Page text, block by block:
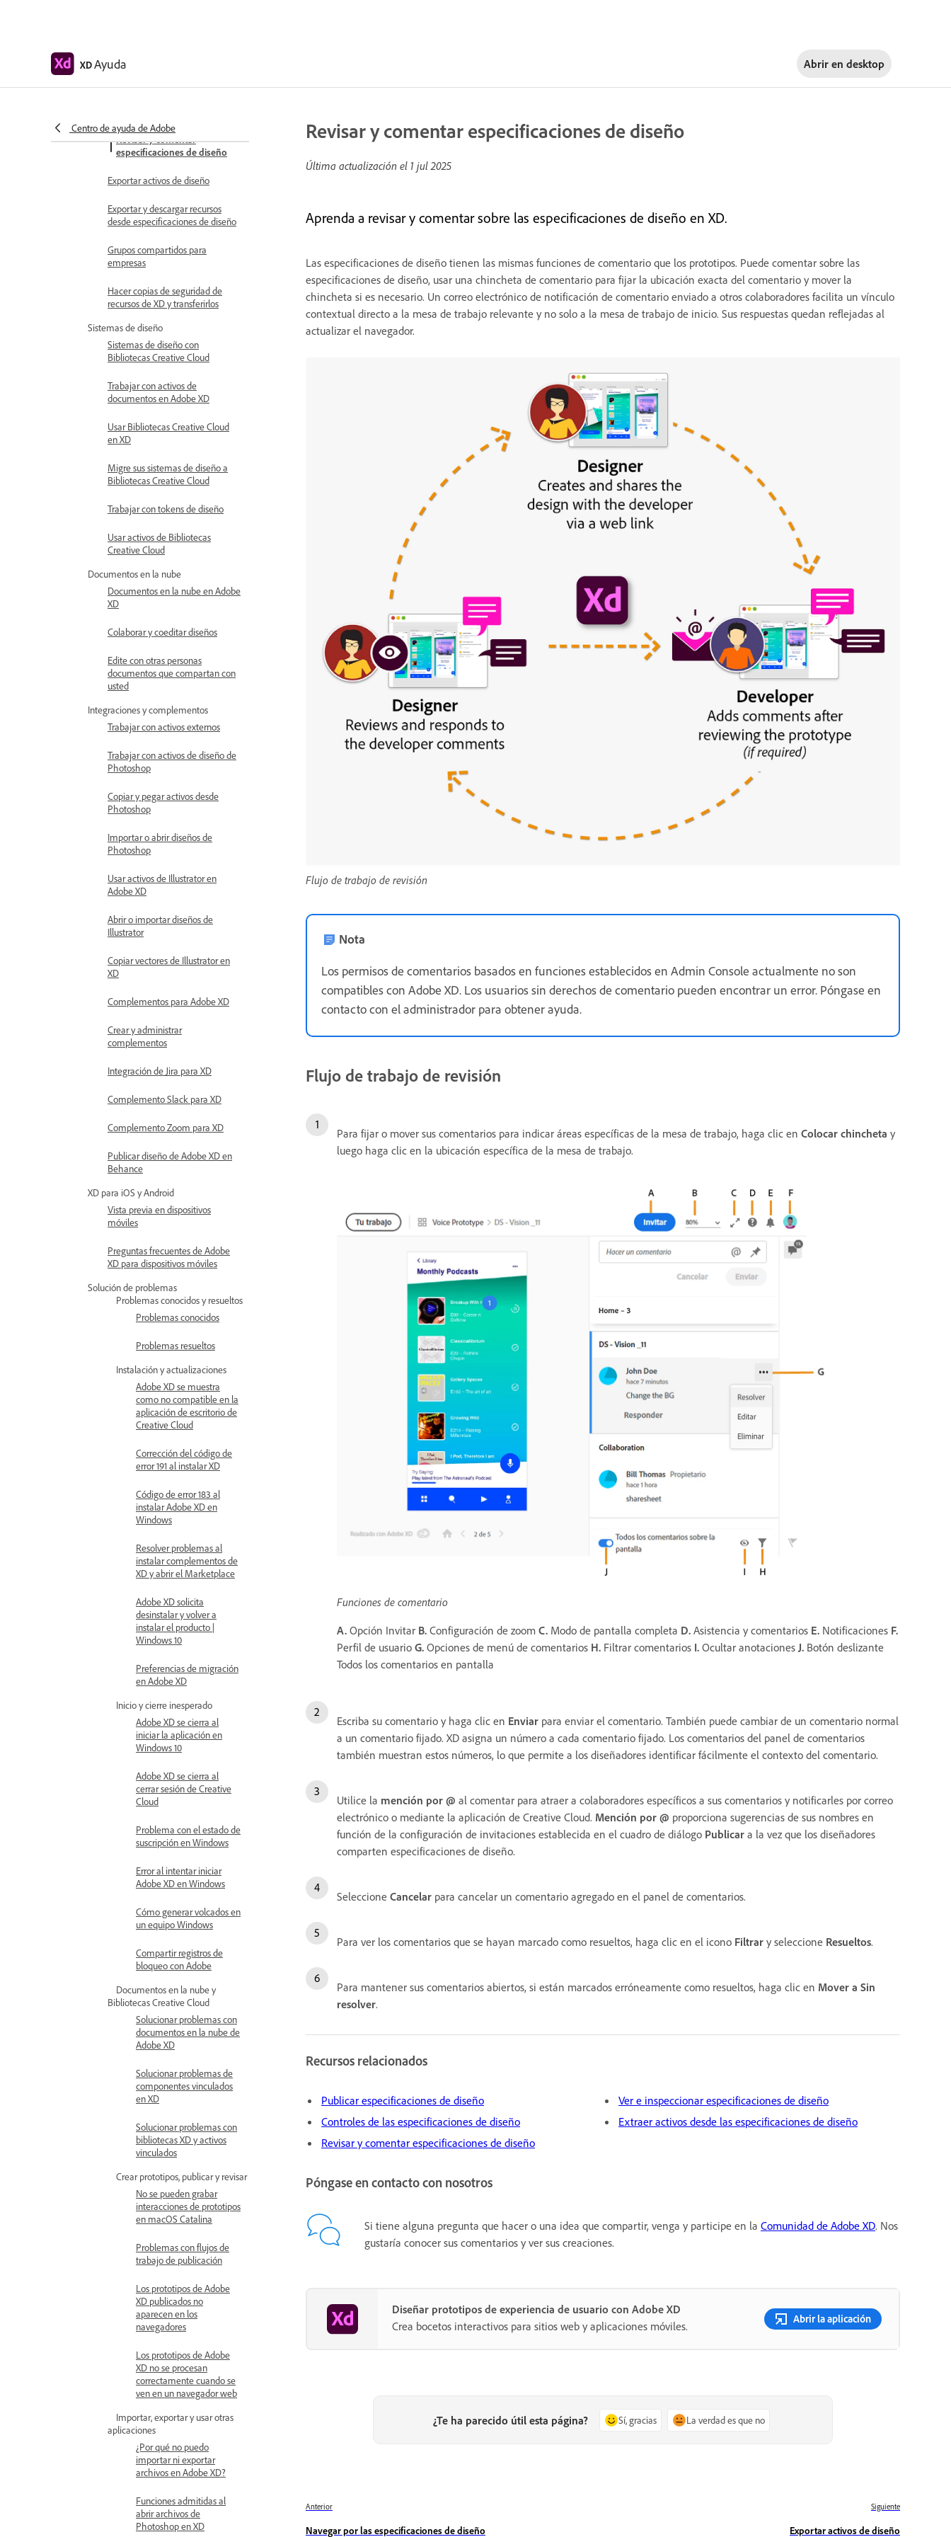
XDAyuda Abrir en desktop
Centro de ayuda de Adobe
Ver e inspeccionar
especificaciones de diseño
Revisar y comentar
especificaciones de diseño
Exportar activos de diseño
Exportar y descargar recursos
desde especificaciones de diseño
Grupos compartidos para
empresas
Hacer copias de seguridad de
recursos de XD y transferirlos
Sistemas de diseño
Sistemas de diseño con
Bibliotecas Creative Cloud
Trabajar con activos de
documentos en Adobe XD
Usar Bibliotecas Creative Cloud
en XD
Migre sus sistemas de diseño a
Bibliotecas Creative Cloud
Trabajar con tokens de diseño
Usar activos de Bibliotecas
Creative Cloud
Documentos en la nube
Documentos en la nube en Adobe
XD
Colaborar y coeditar diseños
Edite con otras personas
documentos que compartan con
usted
Integraciones y complementos
Trabajar con activos externos
Trabajar con activos de diseño de
Photoshop
Copiar y pegar activos desde
Photoshop
Importar o abrir diseños de
Photoshop
Usar activos de Illustrator en
Adobe XD
Abrir o importar diseños de
Illustrator
Copiar vectores de Illustrator en
XD
Complementos para Adobe XD
Crear y administrar
complementos
Integración de Jira para XD
Complemento Slack para XD
Complemento Zoom para XD
Publicar diseño de Adobe XD en
Behance
XD para iOS y Android
Vista previa en dispositivos
móviles
Preguntas frecuentes de Adobe
XD para dispositivos móviles
Solución de problemas
Problemas conocidos y resueltos
Problemas conocidos
Problemas resueltos
Instalación y actualizaciones
Adobe XD se muestra
como no compatible en la
aplicación de escritorio de
Creative Cloud
Corrección del código de
error 191 al instalar XD
Código de error 183 al
instalar Adobe XD en
Windows
Resolver problemas al
instalar complementos de
XD y abrir el Marketplace
Adobe XD solicita
desinstalar y volver a
instalar el producto |
Windows 10
Preferencias de migración
en Adobe XD
Inicio y cierre inesperado
Adobe XD se cierra al
iniciar la aplicación en
Windows 10
Adobe XD se cierra al
cerrar sesión de Creative
Cloud
Problema con el estado de
suscripción en Windows
Error al intentar iniciar
Adobe XD en Windows
Cómo generar volcados en
un equipo Windows
Compartir registros de
bloqueo con Adobe
Documentos en la nube y
Bibliotecas Creative Cloud
Solucionar problemas con
documentos en la nube de
Adobe XD
Solucionar problemas de
componentes vinculados
en XD
Solucionar problemas con
bibliotecas XD y activos
vinculados
Crear prototipos, publicar y revisar
No se pueden grabar
interacciones de prototipos
en macOS Catalina
Problemas con flujos de
trabajo de publicación
Los prototipos de Adobe
XD publicados no
aparecen en los
navegadores
Los prototipos de Adobe
XD no se procesan
correctamente cuando se
ven en un navegador web
Importar, exportar y usar otras
aplicaciones
¿Por qué no puedo
importar ni exportar
archivos en Adobe XD?
Funciones admitidas al
abrir archivos de
Photoshop en XD
Revisar y comentar especificaciones de diseño
Última actualización el 1 jul 2025
Aprenda a revisar y comentar sobre las especificaciones de diseño en XD.
Las especificaciones de diseño tienen las mismas funciones de comentario que los prototipos. Puede comentar sobre las
especificaciones de diseño, usar una chincheta de comentario para fijar la ubicación exacta del comentario y mover la
chincheta si es necesario. Un correo electrónico de notificación de comentario enviado a otros colaboradores facilita un vínculo
contextual directo a la mesa de trabajo relevante y no solo a la mesa de trabajo de inicio. Sus respuestas quedan reflejadas al
actualizar el navegador.
Flujo de trabajo de revisión
Nota
Los permisos de comentarios basados en funciones establecidos en Admin Console actualmente no son
compatibles con Adobe XD. Los usuarios sin derechos de comentario pueden encontrar un error. Póngase en
contacto con el administrador para obtener ayuda.
Flujo de trabajo de revisión
Para fijar o mover sus comentarios para indicar áreas específicas de la mesa de trabajo, haga clic en Colocar chincheta y
luego haga clic en la ubicación específica de la mesa de trabajo.
Funciones de comentario
A. Opción Invitar B. Configuración de zoom C. Modo de pantalla completa D. Asistencia y comentarios E. Notificaciones F.
Perfil de usuario G. Opciones de menú de comentarios H. Filtrar comentarios I. Ocultar anotaciones J. Botón deslizante
Todos los comentarios en pantalla
Escriba su comentario y haga clic en Enviar para enviar el comentario. También puede cambiar de un comentario normal
a un comentario fijado. XD asigna un número a cada comentario fijado. Los comentarios del panel de comentarios
también muestran estos números, lo que permite a los diseñadores identificar fácilmente el contexto del comentario.
Utilice la mención por @ al comentar para atraer a colaboradores específicos a sus comentarios y notificarles por correo
electrónico o mediante la aplicación de Creative Cloud. Mención por @ proporciona sugerencias de sus nombres en
función de la configuración de invitaciones establecida en el cuadro de diálogo Publicar a la vez que los diseñadores
comparten especificaciones de diseño.
Seleccione Cancelar para cancelar un comentario agregado en el panel de comentarios.
Para ver los comentarios que se hayan marcado como resueltos, haga clic en el icono Filtrar y seleccione Resueltos.
Para mantener sus comentarios abiertos, si están marcados erróneamente como resueltos, haga clic en Mover a Sin
resolver.
Recursos relacionados
Publicar especificaciones de diseño
Controles de las especificaciones de diseño
Revisar y comentar especificaciones de diseño
Ver e inspeccionar especificaciones de diseño
Extraer activos desde las especificaciones de diseño
Póngase en contacto con nosotros
Si tiene alguna pregunta que hacer o una idea que compartir, venga y participe en la Comunidad de Adobe XD. Nos
gustaría conocer sus comentarios y ver sus creaciones.
Diseñar prototipos de experiencia de usuario con Adobe XD
Crea bocetos interactivos para sitios web y aplicaciones móviles.
Abrir la aplicación
¿Te ha parecido útil esta página? Sí, gracias La verdad es que no
Anterior
Navegar por las especificaciones de diseño
Siguiente
Exportar activos de diseño